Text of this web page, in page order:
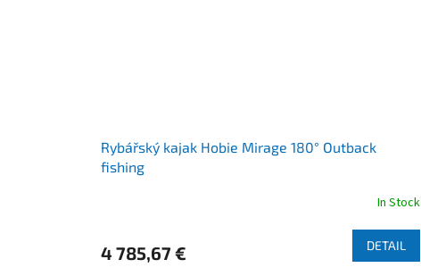
Rybářský kajak Hobie Mirage 180° Outback
fishing
rating
In Stock
4 785,67 € DETAIL